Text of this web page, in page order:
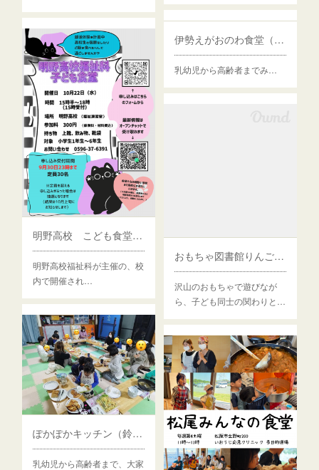
伊勢えがおのわ食堂（伊勢市）
乳幼児から高齢者までみ…
明野高校 こども食堂（伊勢市）
明野高校福祉科が主催の、校
内で開催され…
おもちゃ図書館りんごの木（桑名市）
沢山のおもちゃで遊びなが
ら、子ども同士の関わりと…
ぽかぽかキッチン（鈴鹿市）
乳幼児から高齢者まで、大家